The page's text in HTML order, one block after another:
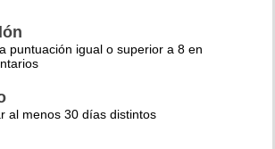
puntuación igual o superior a 8 en
al menos 30 días distintos